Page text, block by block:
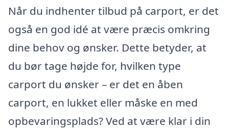
Når du indhenter tilbud på carport, er det
også en god idé at være præcis omkring
dine behov og ønsker. Dette betyder, at
du bør tage højde for, hvilken type
carport du ønsker – er det en åben
carport, en lukket eller måske en med
opbevaringsplads? Ved at være klar i din